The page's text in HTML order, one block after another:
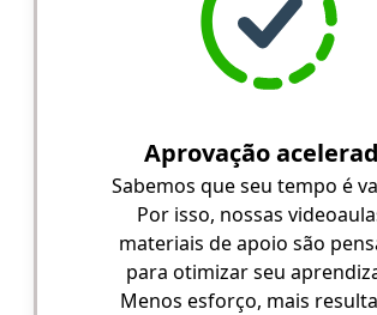
Aprovação
Sabemos que seu tempo é
Por isso, nossas
materiais de apoio são
para otimizar seu
Menos esforço, mais